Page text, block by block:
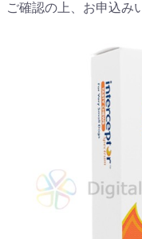
ご確認の上、お申込み